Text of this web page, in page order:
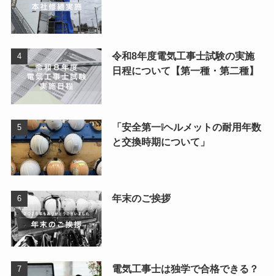
令和8年度電気工事士試験の実施
日程について【第一種・第二種】
「安全第一❕ヘルメットの耐用年数
と交換時期について」
年末のご挨拶
電気工事士は独学で合格できる？